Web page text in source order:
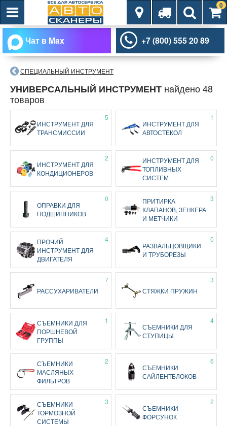
0
Чат в Max +7 (800) 555 20 89
СПЕЦИАЛЬНЫЙ ИНСТРУМЕНТ
УНИВЕРСАЛЬНЫЙ ИНСТРУМЕНТ найдено 48
товаров
ИНСТРУМЕНТ ДЛЯ
ТРАНСМИССИИ
5
ИНСТРУМЕНТ ДЛЯ
АВТОСТЕКОЛ
1
ИНСТРУМЕНТ ДЛЯ
КОНДИЦИОНЕРОВ
2
ИНСТРУМЕНТ ДЛЯ
ТОПЛИВНЫХ
СИСТЕМ
0
ОПРАВКИ ДЛЯ
ПОДШИПНИКОВ
0
ПРИТИРКА
КЛАПАНОВ, ЗЕНКЕРА
И МЕТЧИКИ
3
ПРОЧИЙ
ИНСТРУМЕНТ ДЛЯ
ДВИГАТЕЛЯ
4
РАЗВАЛЬЦОВЩИКИ
И ТРУБОРЕЗЫ
0
РАССУХАРИВАТЕЛИ
7
СТЯЖКИ ПРУЖИН
3
СЪЕМНИКИ ДЛЯ
ПОРШНЕВОЙ
ГРУППЫ
1
СЪЕМНИКИ ДЛЯ
СТУПИЦЫ
4
СЪЕМНИКИ
МАСЛЯНЫХ
ФИЛЬТРОВ
2
СЪЕМНИКИ
САЙЛЕНТБЛОКОВ
6
СЪЕМНИКИ
ТОРМОЗНОЙ
СИСТЕМЫ
3
СЪЕМНИКИ
ФОРСУНОК
2